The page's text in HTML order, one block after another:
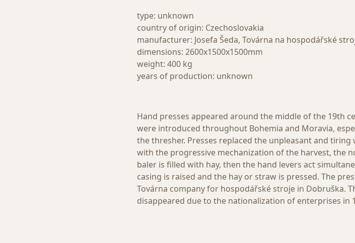
type: unknown
country of origin: Czechoslovakia
manufacturer: Josefa Šeda, Továrna na hospodářské
dimensions: 2600x1500x1500mm
weight: 400 kg
years of production: unknown
Hand presses appeared around the middle of the 19th
were introduced throughout Bohemia and Moravia,
the thresher. Presses replaced the unpleasant and
with the progressive mechanization of the harvest, the
baler is filled with hay, then the hand levers act
casing is raised and the hay or straw is pressed. The
Továrna company for hospodářské stroje in Dobruška.
disappeared due to the nationalization of enterprises in